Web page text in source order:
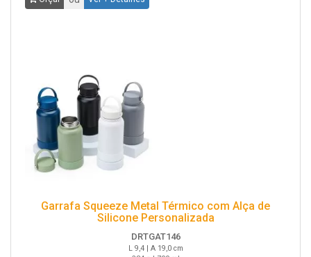
Garrafa Squeeze Metal Térmico com Alça de
Silicone Personalizada
DRTGAT146
L 9,4 | A 19,0 cm